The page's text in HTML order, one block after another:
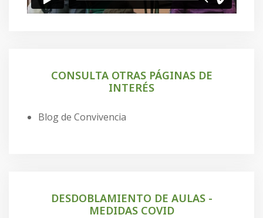
CONSULTA OTRAS PÁGINAS DE
INTERÉS
Blog de Convivencia
DESDOBLAMIENTO DE AULAS -
MEDIDAS COVID